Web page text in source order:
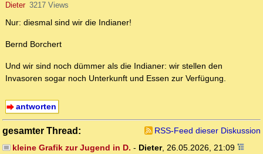
Dieter 3217 Views
Nur: diesmal sind wir die Indianer!
Bernd Borchert
Und wir sind noch dümmer als die Indianer: wir stellen den
Invasoren sogar noch Unterkunft und Essen zur Verfügung.
antworten
gesamter Thread:
RSS-Feed dieser Diskussion
kleine Grafik zur Jugend in D. - Dieter, 26.05.2026, 21:09